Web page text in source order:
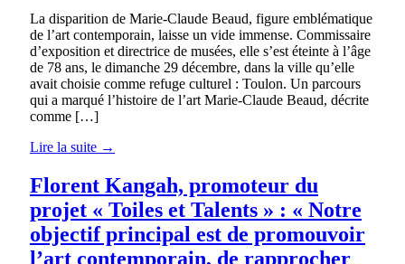
La disparition de Marie-Claude Beaud, figure emblématique
de l’art contemporain, laisse un vide immense. Commissaire
d’exposition et directrice de musées, elle s’est éteinte à l’âge
de 78 ans, le dimanche 29 décembre, dans la ville qu’elle
avait choisie comme refuge culturel : Toulon. Un parcours
qui a marqué l’histoire de l’art Marie-Claude Beaud, décrite
comme […]
Lire la suite →
Florent Kangah, promoteur du
projet « Toiles et Talents » : « Notre
objectif principal est de promouvoir
l’art contemporain, de rapprocher